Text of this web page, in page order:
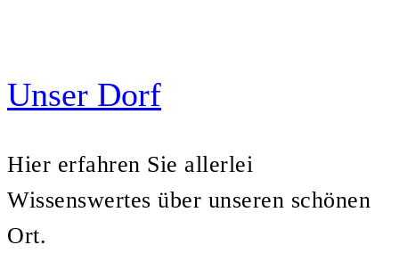
Unser Dorf
Hier erfahren Sie allerlei
Wissenswertes über unseren schönen
Ort.